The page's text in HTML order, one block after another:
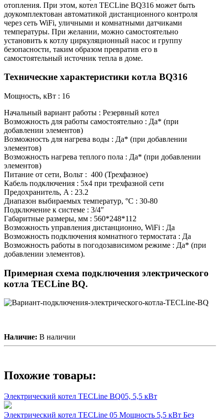
отопления. При этом, котел TECLine BQ316 может быть
доукомплектован автоматикой дистанционного контроля
через сеть WiFi, уличными и комнатными датчиками
температуры. При желании, можно самостоятельно
установить к котлу циркуляционный насос и группу
безопасности, таким образом превратив его в
самостоятельный источник тепла в доме.
Технические характеристики котла BQ316
Мощность, кВт : 16
Начальный вариант работы : Резервный котел
Возможность для работы самостоятельно : Да* (при
добавлении элементов)
Возможность для нагрева воды : Да* (при добавлении
элементов)
Возможность нагрева теплого пола : Да* (при добавлении
элементов)
Питание от сети, Вольт : 400 (Трехфазное)
Кабель подключения : 5х4 при трехфазной сети
Предохранитель, A : 23.2
Диапазон выбираемых температур, °C : 30-80
Подключение к системе : 3/4″
Габаритные размеры, мм : 560*248*112
Возможность управления дистанционно, WiFi : Да
Возможность подключения комнатного термостата : Да
Возможность работы в погодозависимом режиме : Да* (при
добавлении элементов).
Примерная схема подключения электрического
котла TECLine BQ.
Наличие: В наличии
Похожие товары:
Электрический котел TECLine BQ05, 5,5 кВт
Электрический котел TECLine 05 Мощность 5,5 кВт Без